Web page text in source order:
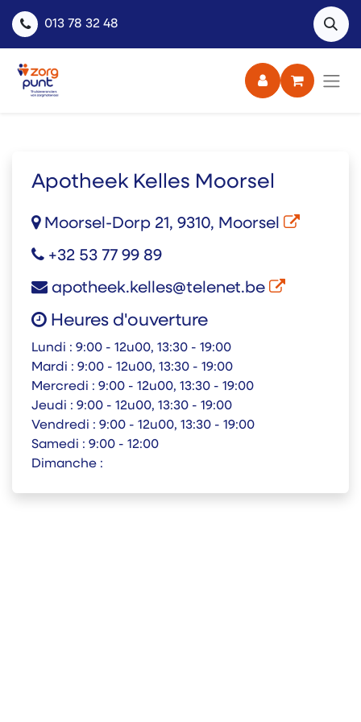
013 78 32 48
Apotheek Kelles Moorsel
Moorsel-Dorp 21, 9310, Moorsel
+32 53 77 99 89
apotheek.kelles@telenet.be
Heures d'ouverture
Lundi : 9:00 - 12u00, 13:30 - 19:00
Mardi : 9:00 - 12u00, 13:30 - 19:00
Mercredi : 9:00 - 12u00, 13:30 - 19:00
Jeudi : 9:00 - 12u00, 13:30 - 19:00
Vendredi : 9:00 - 12u00, 13:30 - 19:00
Samedi : 9:00 - 12:00
Dimanche :